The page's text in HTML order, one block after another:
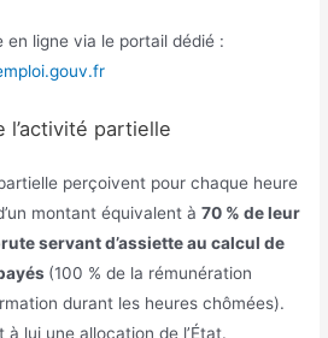
en ligne via le portail dédié :
partielle
perçoivent pour chaque heure
montant équivalent à70 % de leur
servant d’assiette au calcul de
(100 % de la rémunération
durant les heures chômées).
à lui une allocation de l’État.